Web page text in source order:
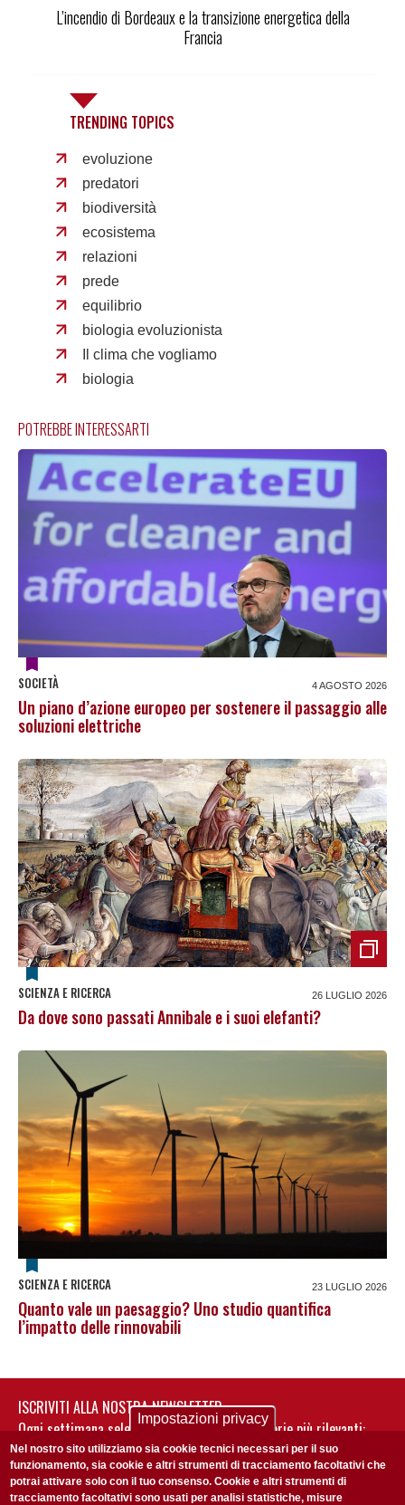
L’incendio di Bordeaux e la transizione energetica della
Francia
TRENDING TOPICS
evoluzione
predatori
biodiversità
ecosistema
relazioni
prede
equilibrio
biologia evoluzionista
Il clima che vogliamo
biologia
POTREBBE INTERESSARTI
SOCIETÀ 4 AGOSTO 2026
Un piano d’azione europeo per sostenere il passaggio alle
soluzioni elettriche
SCIENZA E RICERCA 26 LUGLIO 2026
Da dove sono passati Annibale e i suoi elefanti?
SCIENZA E RICERCA 23 LUGLIO 2026
Quanto vale un paesaggio? Uno studio quantifica
l’impatto delle rinnovabili
ISCRIVITI ALLA NOSTRA NEWSLETTER
Ogni settimana selezioniamo per te nostre storie più rilevanti:
non perderti gli aggiornamenti della nostra newsletter
Impostazioni privacy
Nel nostro sito utilizziamo sia cookie tecnici necessari per il suo
funzionamento, sia cookie e altri strumenti di tracciamento facoltativi che
potrai attivare solo con il tuo consenso. Cookie e altri strumenti di
tracciamento facoltativi sono usati per analisi statistiche, misure